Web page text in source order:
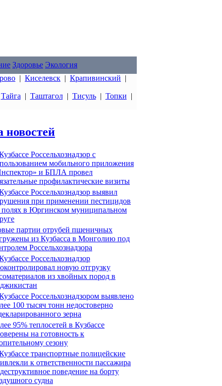
Здоровье Экология
| Киселевск | Крапивинский |
Тайга | Таштагол| Тисуль| Топки |
новостей
Россельхознадзор с
мобильного приложения
и БПЛА провел
профилактические визиты
Россельхознадзор выявил
при применении пестицидов
полях в Юргинском муниципальном
партии отрубей пшеничных
из Кузбасса в Монголию под
Россельхознадзора
Россельхознадзор
новую отгрузку
из хвойных пород в
Россельхознадзором выявлено
100 тысяч тонн недостоверно
зерна
95% теплосетей в Кузбассе
на готовность к
сезону
транспортные полицейские
к ответственности пассажира
поведение на борту
судна